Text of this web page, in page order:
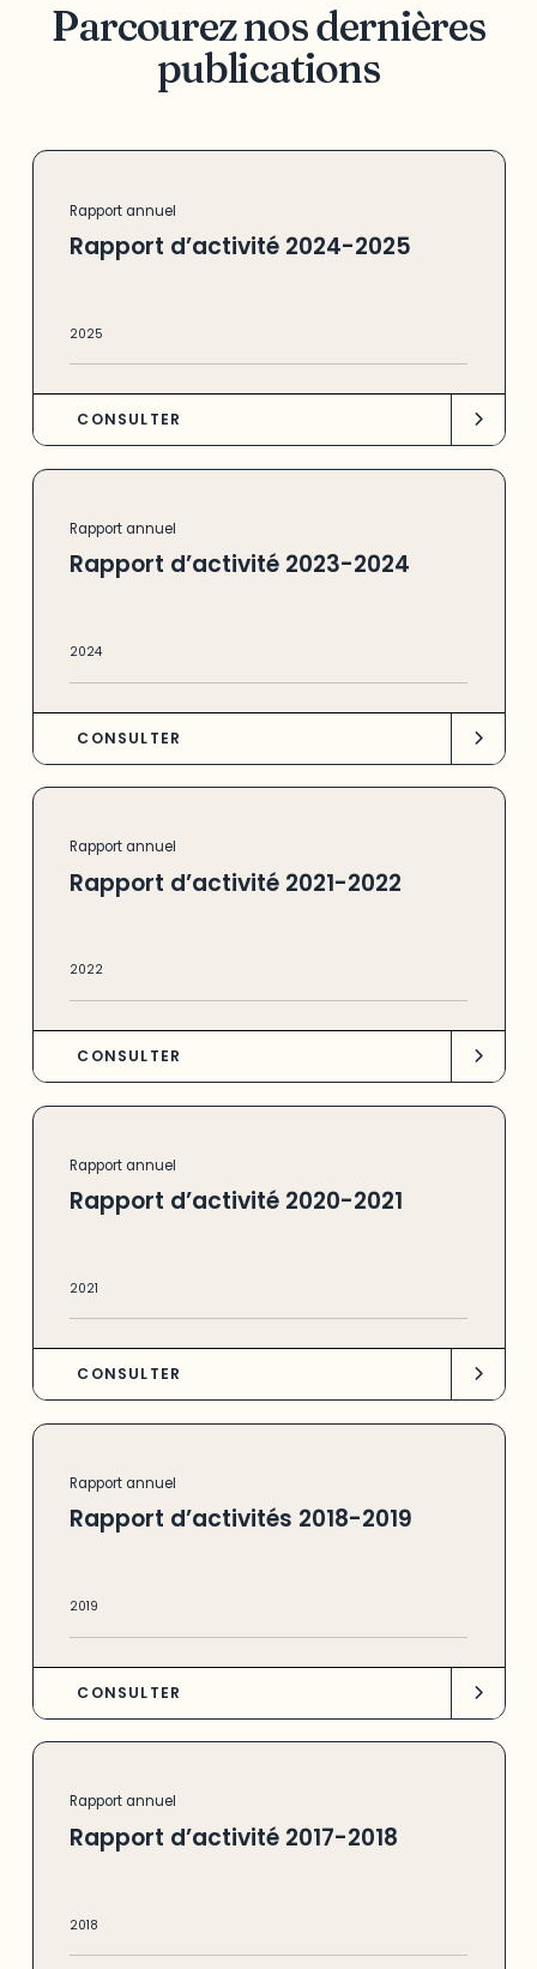
Parcourez nos dernières
publications
Rapport annuel
Rapport d’activité 2024-2025
2025
CONSULTER
Rapport annuel
Rapport d’activité 2023-2024
2024
CONSULTER
Rapport annuel
Rapport d’activité 2021-2022
2022
CONSULTER
Rapport annuel
Rapport d’activité 2020-2021
2021
CONSULTER
Rapport annuel
Rapport d’activités 2018-2019
2019
CONSULTER
Rapport annuel
Rapport d’activité 2017-2018
2018